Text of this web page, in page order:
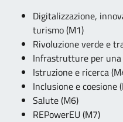
Digitalizzazione,
turismo (M1)
Rivoluzione verde e
Infrastrutture per
Istruzione e ricerca
Inclusione e coesione
Salute (M6)
REPowerEU (M7)